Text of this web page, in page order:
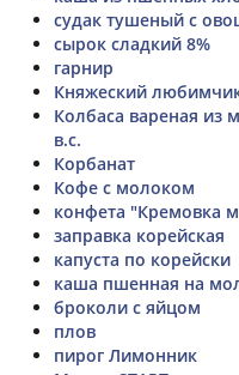
судак тушеный с
сырок сладкий 8%
гарнир
Княжеский
Колбаса вареная из
в.с.
Корбанат
Кофе с молоком
конфета "Кремовка
заправка корейская
капуста по корейски
каша пшенная на
броколи с яйцом
плов
пирог Лимонник